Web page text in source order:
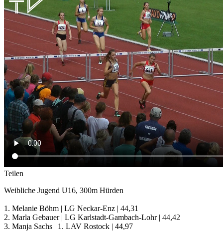
Teilen
Weibliche Jugend U16, 300m Hürden
1. Melanie Böhm | LG Neckar-Enz | 44,31
2. Marla Gebauer | LG Karlstadt-Gambach-Lohr | 44,42
3. Manja Sachs | 1. LAV Rostock | 44,97